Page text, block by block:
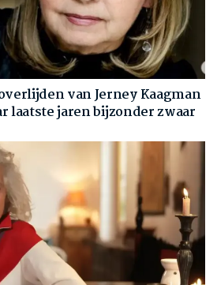
van Jerney Kaagman
laatste jaren bijzonder zwaar